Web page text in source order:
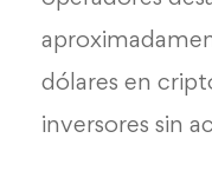
dólares en
inversores sin